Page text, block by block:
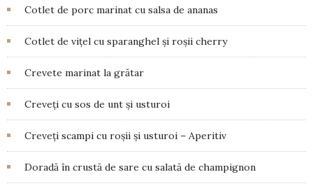
Cotlet de porc marinat cu salsa de ananas
Cotlet de vițel cu sparanghel și roșii cherry
Crevete marinat la grătar
Creveți cu sos de unt și usturoi
Creveţi scampi cu roșii și usturoi – Aperitiv
Doradă în crustă de sare cu salată de champignon